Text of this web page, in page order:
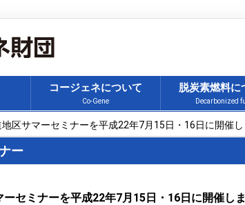
コージェネについて
Co-Gene
脱炭素燃料に
Decarbonized
地区サマーセミナーを平成22年7月15日・16日に開催し
ー
セミナーを平成22年7月15日・16日に開催し